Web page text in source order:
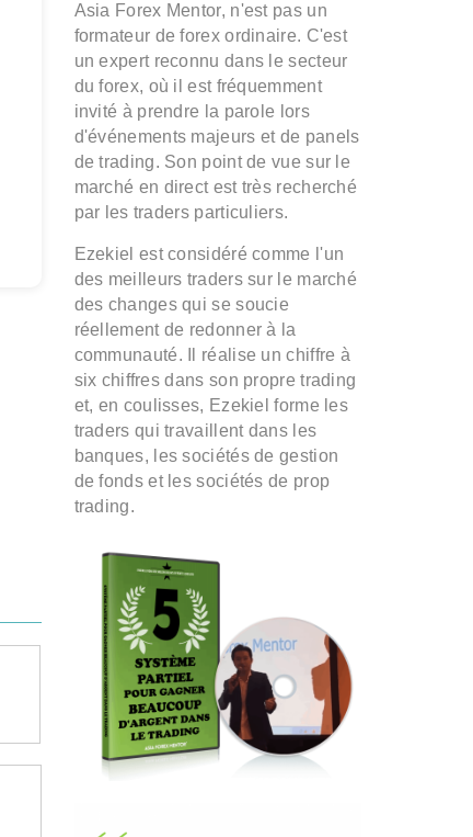
Asia Forex Mentor, n'est pas un
formateur de forex ordinaire. C'est
un expert reconnu dans le secteur
du forex, où il est fréquemment
invité à prendre la parole lors
d'événements majeurs et de panels
de trading. Son point de vue sur le
marché en direct est très recherché
par les traders particuliers.
Ezekiel est considéré comme l'un
des meilleurs traders sur le marché
des changes qui se soucie
réellement de redonner à la
communauté. Il réalise un chiffre à
six chiffres dans son propre trading
et, en coulisses, Ezekiel forme les
traders qui travaillent dans les
banques, les sociétés de gestion
de fonds et les sociétés de prop
trading.